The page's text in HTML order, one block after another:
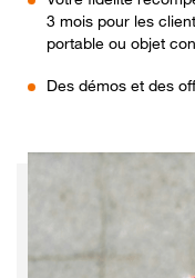
3 mois pour les
portable ou objet
Des démos et des